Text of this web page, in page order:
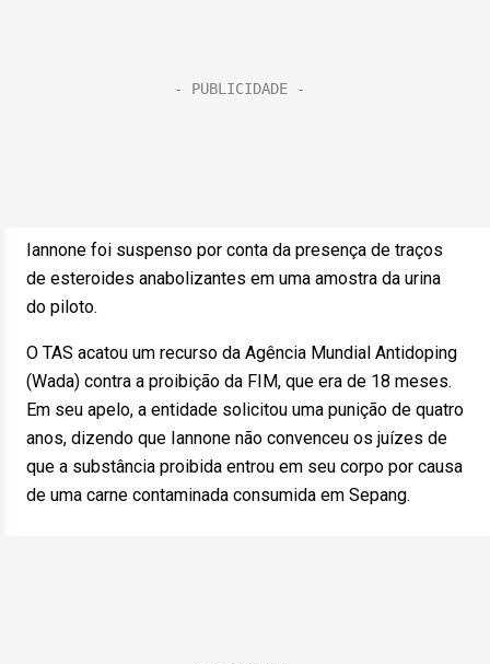
Iannone foi suspenso por conta da presença de traços
de esteroides anabolizantes em uma amostra da urina
do piloto.
O TAS acatou um recurso da Agência Mundial Antidoping
(Wada) contra a proibição da FIM, que era de 18 meses.
Em seu apelo, a entidade solicitou uma punição de quatro
anos, dizendo que Iannone não convenceu os juízes de
que a substância proibida entrou em seu corpo por causa
de uma carne contaminada consumida em Sepang.